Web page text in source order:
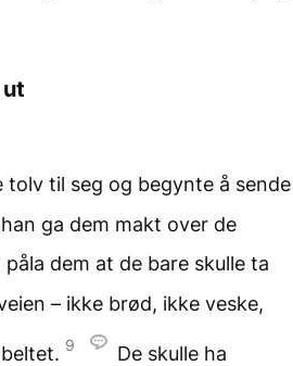
tolv til seg og begynte å sende
ga dem makt over de
påla dem at de bare skulle ta
– ikke brød, ikke veske,
9
De skulle ha